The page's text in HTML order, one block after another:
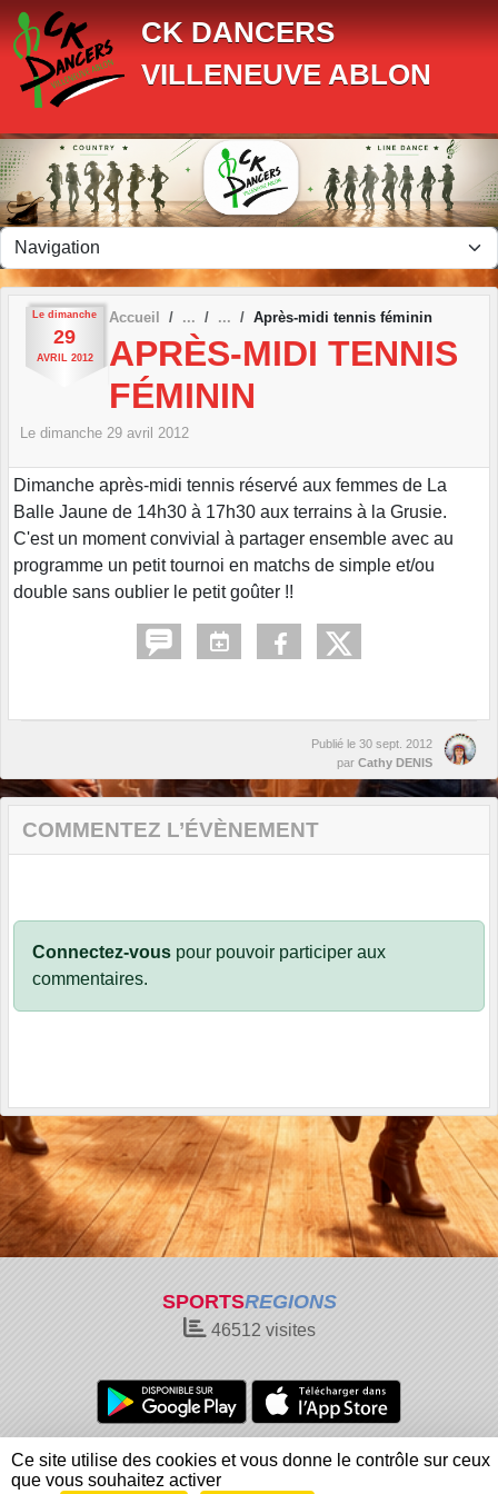
CK DANCERS
VILLENEUVE ABLON
Le dimanche
29
AVRIL 2012
Accueil Après-midi tennis féminin
APRÈS-MIDI TENNIS
FÉMININ
Le dimanche 29 avril 2012
Dimanche après-midi tennis réservé aux femmes de La
Balle Jaune de 14h30 à 17h30 aux terrains à la Grusie.
C'est un moment convivial à partager ensemble avec au
programme un petit tournoi en matchs de simple et/ou
double sans oublier le petit goûter !!
Publié le 30 sept. 2012
par Cathy DENIS
COMMENTEZ L’ÉVÈNEMENT
Connectez-vous pour pouvoir participer aux
commentaires.
SPORTSREGIONS
46512 visites
Charte cookies
Gestion des cookies
Informations légales
Signaler un contenu inapproprié
Panneau de gestion des cookies
Ce site utilise des cookies et vous donne le contrôle sur ceux
que vous souhaitez activer